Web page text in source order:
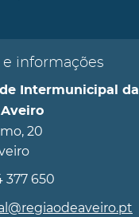
informações
Intermunicipal da
Aveiro
20
377 650